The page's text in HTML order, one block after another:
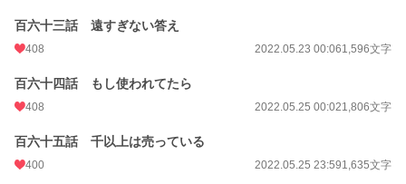
百六十三話 遠すぎない答え
408 2022.05.23 00:061,596文字
百六十四話 もし使われてたら
408 2022.05.25 00:021,806文字
百六十五話 千以上は売っている
400 2022.05.25 23:591,635文字